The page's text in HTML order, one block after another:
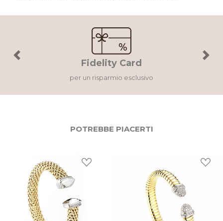
Fidelity Card
per un risparmio esclusivo
Previous Next
POTREBBE PIACERTI